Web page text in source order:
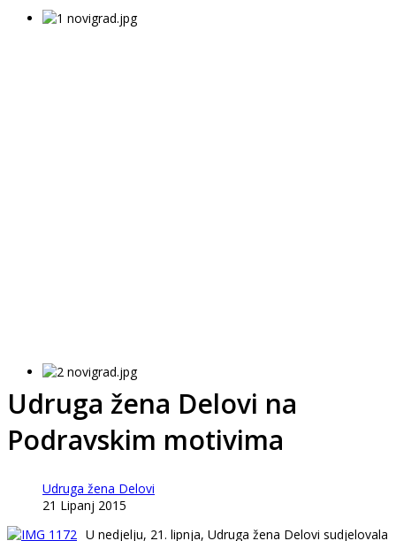
Udruga žena Delovi na
Podravskim motivima
Udruga žena Delovi
21 Lipanj 2015
U nedjelju, 21. lipnja, Udruga žena Delovi sudjelovala